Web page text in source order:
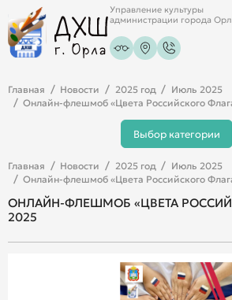
Управление культуры
администрации города
Главная Новости 2025 год
Июль 2025
Онлайн-флешмоб «Цвета Российского
Выбор категории
Главная Новости 2025 год
Июль 2025
Онлайн-флешмоб «Цвета Российского
ОНЛАЙН-ФЛЕШМОБ «ЦВЕТА
2025